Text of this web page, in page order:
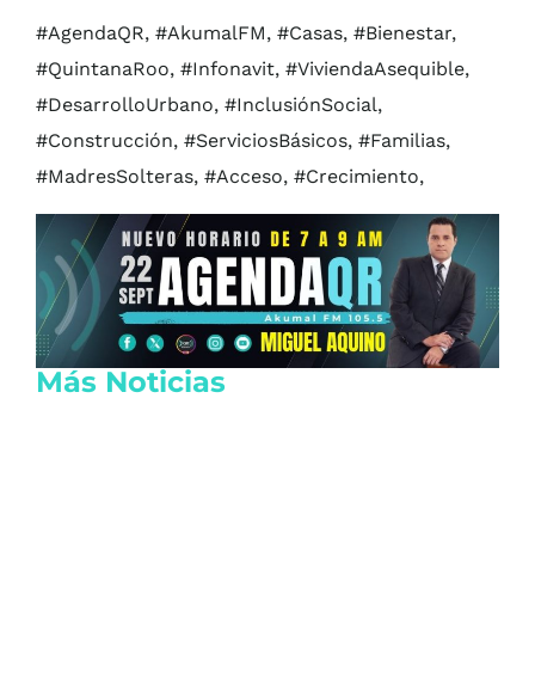
#AgendaQR, #AkumalFM, #Casas, #Bienestar,
#QuintanaRoo, #Infonavit, #ViviendaAsequible,
#DesarrolloUrbano, #InclusiónSocial,
#Construcción, #ServiciosBásicos, #Familias,
#MadresSolteras, #Acceso, #Crecimiento,
Más Noticias